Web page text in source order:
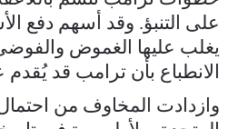
على التنبؤ. وقد أسهم دفع
يغلب عليها الغموض
الانطباع بأن ترامب قد
وازدادت المخاوف من احتمال